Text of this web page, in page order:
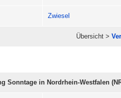
Zwiesel
Übersicht >
Sonntage in Nordrhein-Westfalen